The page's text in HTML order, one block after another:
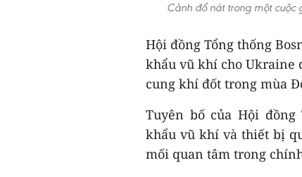
Cảnh đổ nát trong một cuộc
Hội đồng Tổng thống
khẩu vũ khí cho Ukraine
cung khí đốt trong mùa
Tuyên bố của Hội đồng
khẩu vũ khí và thiết bị
mối quan tâm trong